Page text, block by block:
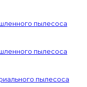
пылесоса
пылесоса
пылесоса